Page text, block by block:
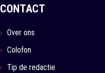
CONTACT
Over ons
Colofon
Tip de redactie